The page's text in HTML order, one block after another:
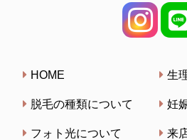
HOME 生
脱毛の種類について 妊
フォト光について 来